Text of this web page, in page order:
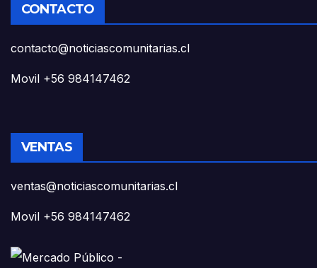
CONTACTO
contacto@noticiascomunitarias.cl
Movil +56 984147462
VENTAS
ventas@noticiascomunitarias.cl
Movil +56 984147462